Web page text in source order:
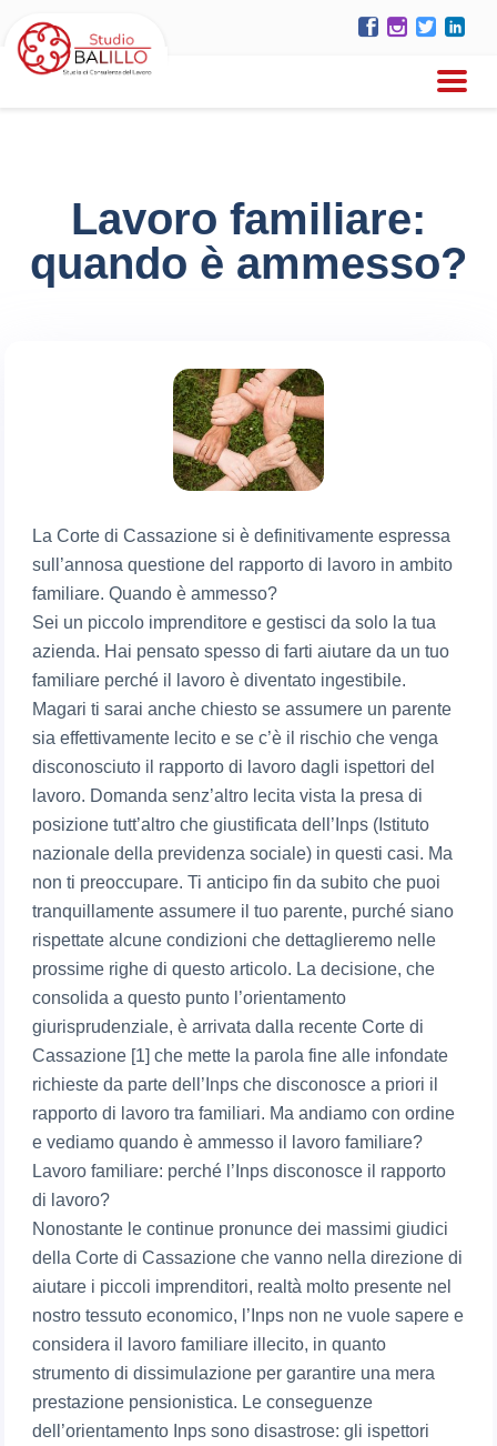
Lavoro familiare:
quando è ammesso?
La Corte di Cassazione si è definitivamente espressa
sull’annosa questione del rapporto di lavoro in ambito
familiare. Quando è ammesso?
Sei un piccolo imprenditore e gestisci da solo la tua
azienda. Hai pensato spesso di farti aiutare da un tuo
familiare perché il lavoro è diventato ingestibile.
Magari ti sarai anche chiesto se assumere un parente
sia effettivamente lecito e se c’è il rischio che venga
disconosciuto il rapporto di lavoro dagli ispettori del
lavoro. Domanda senz’altro lecita vista la presa di
posizione tutt’altro che giustificata dell’Inps (Istituto
nazionale della previdenza sociale) in questi casi. Ma
non ti preoccupare. Ti anticipo fin da subito che puoi
tranquillamente assumere il tuo parente, purché siano
rispettate alcune condizioni che dettaglieremo nelle
prossime righe di questo articolo. La decisione, che
consolida a questo punto l’orientamento
giurisprudenziale, è arrivata dalla recente Corte di
Cassazione [1] che mette la parola fine alle infondate
richieste da parte dell’Inps che disconosce a priori il
rapporto di lavoro tra familiari. Ma andiamo con ordine
e vediamo quando è ammesso il lavoro familiare?
Lavoro familiare: perché l’Inps disconosce il rapporto
di lavoro?
Nonostante le continue pronunce dei massimi giudici
della Corte di Cassazione che vanno nella direzione di
aiutare i piccoli imprenditori, realtà molto presente nel
nostro tessuto economico, l’Inps non ne vuole sapere e
considera il lavoro familiare illecito, in quanto
strumento di dissimulazione per garantire una mera
prestazione pensionistica. Le conseguenze
dell’orientamento Inps sono disastrose: gli ispettori